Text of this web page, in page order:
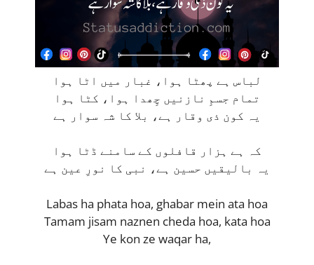
لباس ہے پھٹا ہوا، غبار میں اٹا ہوا
تمام جسمِ نازنیں چِھدا ہوا، کٹا ہوا
یہ کون ذی وقار ہے، بلا کا شہ سوار ہے
کہ ہے ہزار قافلوں کے سامنے ڈٹا ہوا
یہ بالیقیں حسین ہے، نبی کا نورِ عین ہے
Labas ha phata hoa, ghabar mein ata hoa
Tamam jisam naznen cheda hoa, kata hoa
Ye kon ze waqar ha,